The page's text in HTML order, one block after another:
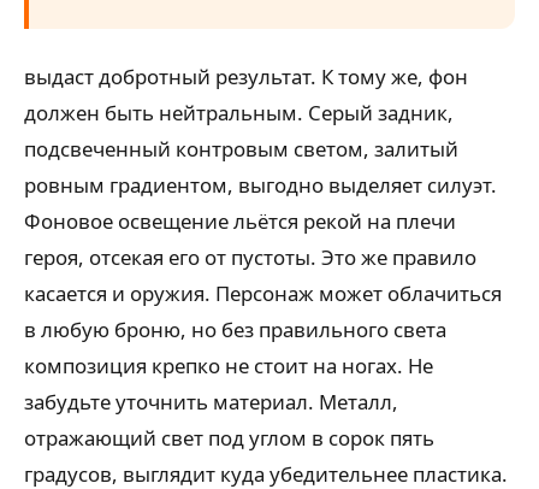
выдаст добротный результат. К тому же, фон
должен быть нейтральным. Серый задник,
подсвеченный контровым светом, залитый
ровным градиентом, выгодно выделяет силуэт.
Фоновое освещение льётся рекой на плечи
героя, отсекая его от пустоты. Это же правило
касается и оружия. Персонаж может облачиться
в любую броню, но без правильного света
композиция крепко не стоит на ногах. Не
забудьте уточнить материал. Металл,
отражающий свет под углом в сорок пять
градусов, выглядит куда убедительнее пластика.